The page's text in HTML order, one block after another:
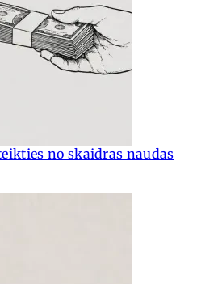
no skaidras naudas